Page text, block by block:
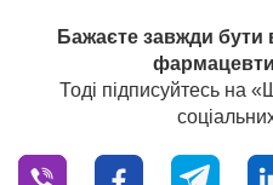
Бажаєте завжди бути
Тоді підписуйтесь на